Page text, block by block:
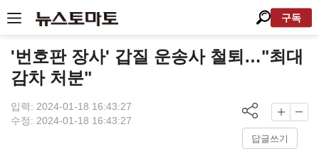
구독
'번호판 장사' 갑질 운송사 철퇴…"최대
감차 처분"
입력: 2024-01-18 16:43:27
수정: 2024-01-18 16:43:27
답글쓰기